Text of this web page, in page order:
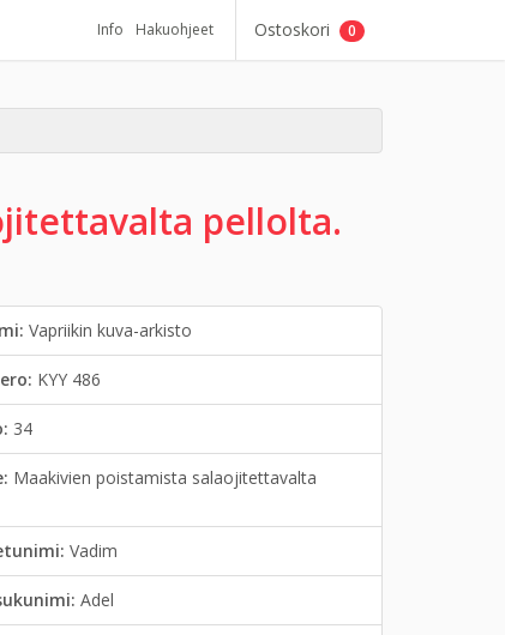
Info Hakuohjeet Ostoskori 0
pellolta.
Vapriikin kuva-arkisto
KYY 486
34
Maakivien poistamista salaojitettavalta
Vadim
Adel